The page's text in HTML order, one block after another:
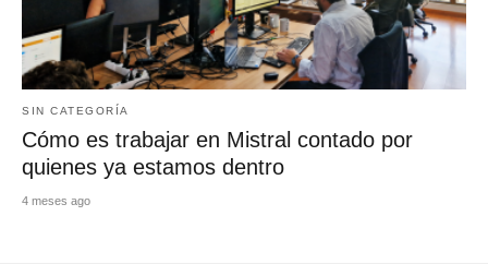
SIN CATEGORÍA
Cómo es trabajar en Mistral contado por
quienes ya estamos dentro
4 meses ago